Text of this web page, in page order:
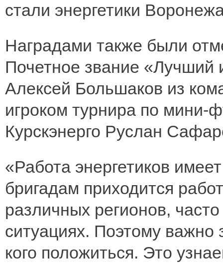
стали энергетики
Наградами также были
Почетное звание «Лучший
Алексей Большаков из
игроком турнира по мини-
Курскэнерго Руслан
«Работа энергетиков
бригадам приходится
различных регионов,
ситуациях. Поэтому важно
кого положиться. Это